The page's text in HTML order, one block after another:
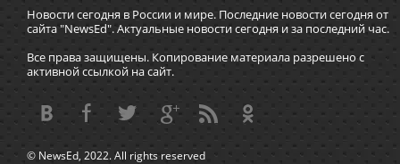
Новости сегодня в России и мире. Последние новости сегодня от
сайта "NewsEd". Актуальные новости сегодня и за последний час.
Все права защищены. Копирование материала разрешено с
активной ссылкой на сайт.
© NewsEd, 2022. All rights reserved